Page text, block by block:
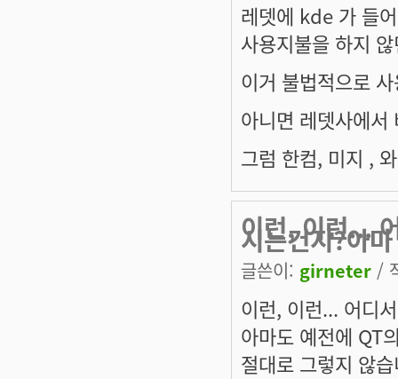
레뎃에 kde 가 들
사용지불을 하지
이거 불법적으로
아니면 레뎃사에서
그럼 한컴, 미지 ,
이런, 이런...
시는건지?아마
글쓴이: girneter /
이런, 이런... 어디
아마도 예전에 QT
절대로 그렇지 않